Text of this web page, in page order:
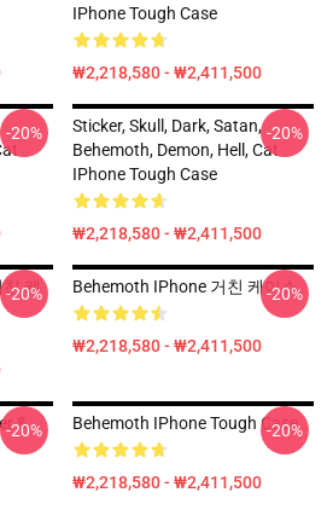
IPhone Tough Case
₩2,218,580 - ₩2,411,500
-20%
Sticker, Skull, Dark, Satan,
Behemoth, Demon, Hell, Cat
IPhone Tough Case
₩2,218,580 - ₩2,411,500
-20%
케
-20% Behemoth IPhone 거친 케이스
₩2,218,580 - ₩2,411,500
-20%
&
-20% Behemoth IPhone Tough Case
₩2,218,580 - ₩2,411,500
-20%